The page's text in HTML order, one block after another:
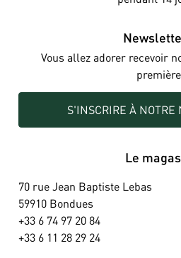
Vous allez adorer recevoir
première
S'INSCRIRE À NOTRE
Le
70 rue Jean Baptiste Lebas
59910 Bondues
+33 6 74 97 20 84
+33 6 11 28 29 24